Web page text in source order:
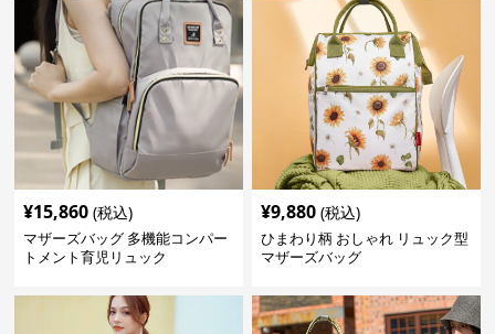
¥15,860 (税込)
マザーズバッグ 多機能コンパー
トメント育児リュック
¥9,880 (税込)
ひまわり柄 おしゃれ リュック型
マザーズバッグ